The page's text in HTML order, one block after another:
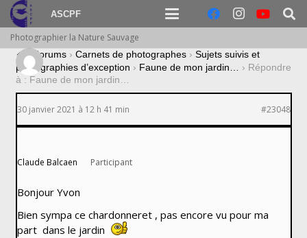
ASCPF
Photographier la Nature Sauvage
› Forums › Carnets de photographes › Sujets suivis et
photographies d’exception › Faune de mon jardin… › Répondre
à : Faune de mon jardin…
30 janvier 2021 à 12 h 41 min #23048
Claude Balcaen Participant
Bonjour Yvon
Bien sympa ce chardonneret , pas encore vu pour ma
part dans le jardin